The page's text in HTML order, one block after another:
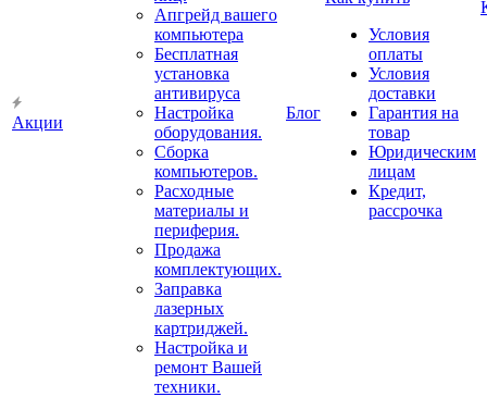
Акции
Апгрейд вашего
компьютера
Бесплатная
установка
антивируса
Настройка
оборудования.
Сборка
компьютеров.
Расходные
материалы и
периферия.
Продажа
комплектующих.
Заправка
лазерных
картриджей.
Настройка и
ремонт Вашей
техники.
Блог
Условия
оплаты
Условия
доставки
Гарантия на
товар
Юридическим
лицам
Кредит,
рассрочка